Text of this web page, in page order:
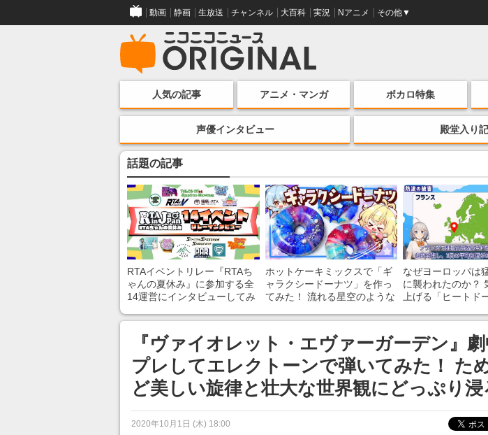
動画 静画 生放送 チャンネル 大百科 実況 Nアニメ その他▼
人気の記事 アニメ・マンガ ボカロ特集
声優インタビュー 殿堂入り
話題の記事
RTAイベントリレー『RTAち
ゃんの夏休み』に参加する全
14運営にインタビューしてみ
ンネルの貸し出しを利用し8/9
から1週間にわたって開催
ホットケーキミックスで「ギ
ャラクシードーナツ」を作っ
てみた！ 流れる星空のような
なぜヨーロッパは
に襲われたのか？
上げる「ヒートド
『ヴァイオレット・エヴァーガーデン』
プレしてエレクトーンで弾いてみた！ た
ど美しい旋律と壮大な世界観にどっぷり浸
2020年10月1日 (木) 18:00